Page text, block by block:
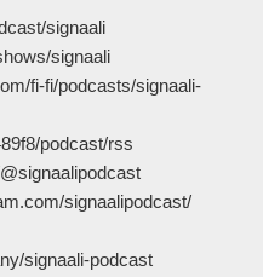
signaali
fi-fi/podcasts/signaali-
podcast/rss
signaalipodcast/
signaali-podcast